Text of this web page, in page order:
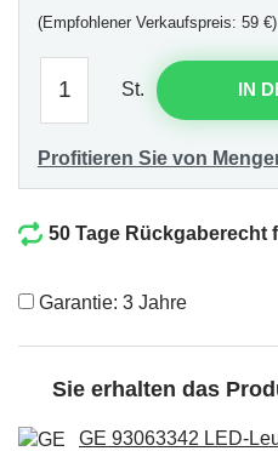
(Empfohlener Verkaufspreis: 59 €)
St. IN
Profitieren Sie von
50 Tage Rückgaberecht
Garantie: 3 Jahre
Sie erhalten das
GE 93063342 LED-